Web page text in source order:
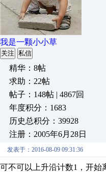
我是一颗小小草
关注 私信
精华：8帖
求助：22帖
帖子：148帖 | 4867回
年度积分：1683
历史总积分：39928
注册：2005年6月28日
发表于：2016-08-09 09:31:36
可不可以上升沿计数1，开始